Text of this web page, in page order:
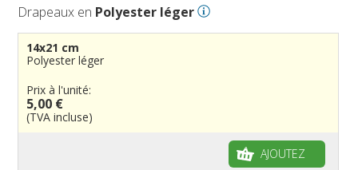
Drapeaux en Polyester léger
14x21 cm
Polyester léger
Prix à l'unité:
5,00 €
(TVA incluse)
AJOUTEZ